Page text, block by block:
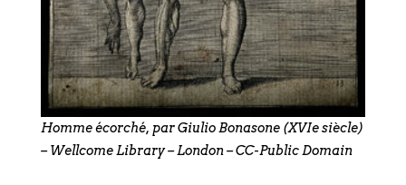
Homme écorché, par Giulio Bonasone (XVIe siècle)
– Wellcome Library – London – CC-Public Domain